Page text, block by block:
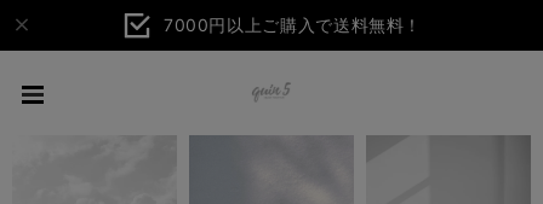
7000円以上ご購入で送料無料！